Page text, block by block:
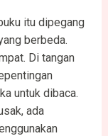
itu dipegang
berbeda.
Di tangan
untuk dibaca.
ada